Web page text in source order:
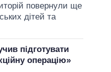
повернули ще
дітей та
підготувати
операцію»